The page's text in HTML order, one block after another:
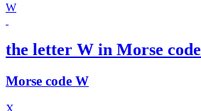
W
the letter W in Morse code
Morse code W
X